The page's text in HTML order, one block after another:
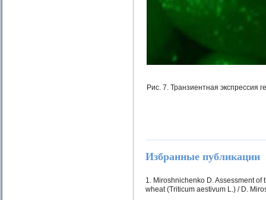
Рис. 7. Транзиентная экспрессия
Избранные публикации
1. Miroshnichenko D. Assessment
wheat (Triticum aestivum L.) / D.